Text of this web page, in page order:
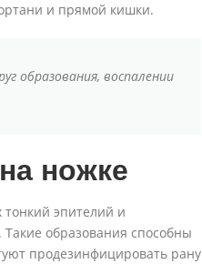
и прямой кишки.
образования, воспалении
ножке
эпителий и
образования способны
продезинфицировать рану